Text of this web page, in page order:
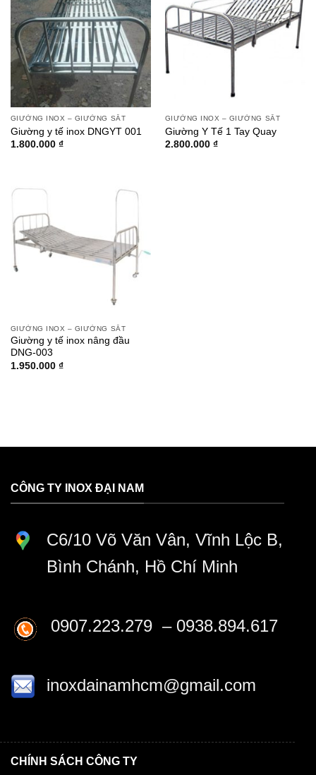
GIƯỜNG INOX – GIƯỜNG SẮT
Giường y tế inox DNGYT 001
1.800.000 ₫
GIƯỜNG INOX – GIƯỜNG SẮT
Giường Y Tế 1 Tay Quay
2.800.000 ₫
GIƯỜNG INOX – GIƯỜNG SẮT
Giường y tế inox nâng đầu
DNG-003
1.950.000 ₫
CÔNG TY INOX ĐẠI NAM
C6/10 Võ Văn Vân, Vĩnh Lộc B,
Bình Chánh, Hồ Chí Minh
0907.223.279 – 0938.894.617
inoxdainamhcm@gmail.com
CHÍNH SÁCH CÔNG TY